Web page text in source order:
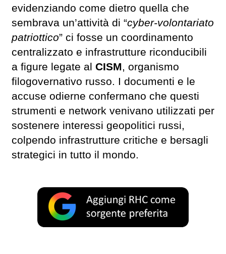
evidenziando come dietro quella che
sembrava un’attività di “cyber-volontariato
patriottico” ci fosse un coordinamento
centralizzato e infrastrutture riconducibili
a figure legate al CISM, organismo
filogovernativo russo. I documenti e le
accuse odierne confermano che questi
strumenti e network venivano utilizzati per
sostenere interessi geopolitici russi,
colpendo infrastrutture critiche e bersagli
strategici in tutto il mondo.